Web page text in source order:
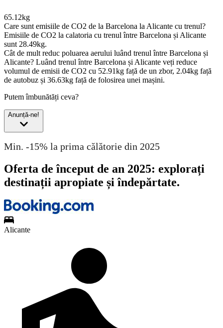
65.12kg
Care sunt emisiile de CO2 de la Barcelona la Alicante cu trenul?
Emisiile de CO2 la calatoria cu trenul între Barcelona și Alicante
sunt 28.49kg.
Cât de mult reduc poluarea aerului luând trenul între Barcelona și
Alicante? Luând trenul între Barcelona și Alicante veți reduce
volumul de emisii de CO2 cu 52.91kg față de un zbor, 2.04kg față
de autobuz și 36.63kg față de folosirea unei mașini.
Putem îmbunătăți ceva?
Anunță-ne!
Min. -15% la prima călătorie din 2025
Oferta de început de an 2025: explorați
destinații apropiate și îndepărtate.
Alicante